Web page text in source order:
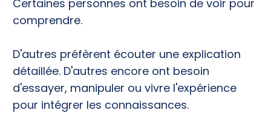
Certaines personnes ont besoin de voir pour
comprendre.
D'autres préfèrent écouter une explication
détaillée. D'autres encore ont besoin
d'essayer, manipuler ou vivre l'expérience
pour intégrer les connaissances.